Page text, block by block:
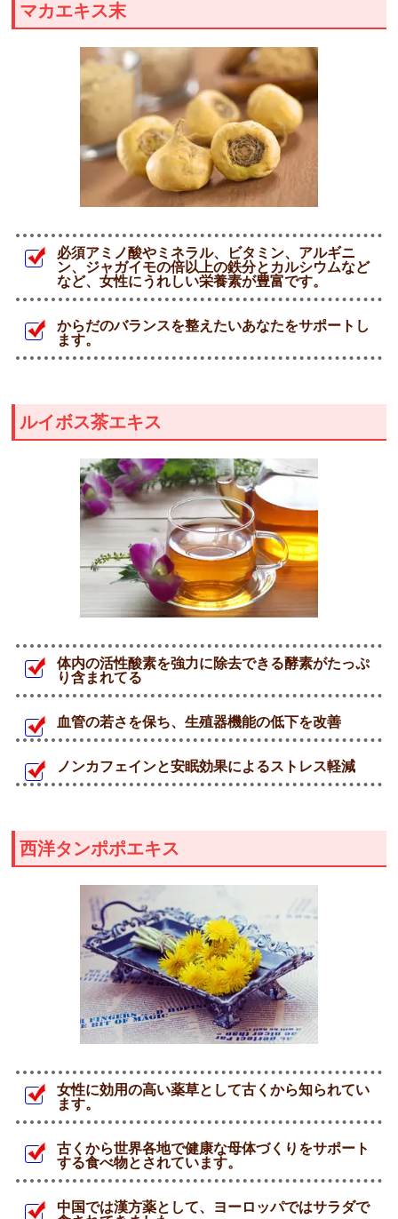
マカエキス末
必須アミノ酸やミネラル、ビタミン、アルギニ
ン、ジャガイモの倍以上の鉄分とカルシウムなど
など、女性にうれしい栄養素が豊富です。
からだのバランスを整えたいあなたをサポートし
ます。
ルイボス茶エキス
体内の活性酸素を強力に除去できる酵素がたっぷ
り含まれてる
血管の若さを保ち、生殖器機能の低下を改善
ノンカフェインと安眠効果によるストレス軽減
西洋タンポポエキス
女性に効用の高い薬草として古くから知られてい
ます。
古くから世界各地で健康な母体づくりをサポート
する食べ物とされています。
中国では漢方薬として、ヨーロッパではサラダで